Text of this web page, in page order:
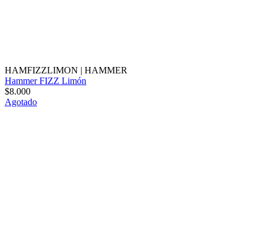
HAMFIZZLIMON | HAMMER
Hammer FIZZ Limón
$8.000
Agotado